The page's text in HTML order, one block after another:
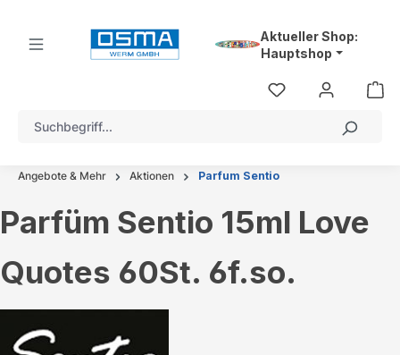
Aktueller Shop:
Hauptshop
Angebote & Mehr Aktionen Parfum Sentio
Parfüm Sentio 15ml Love
Quotes 60St. 6f.so.